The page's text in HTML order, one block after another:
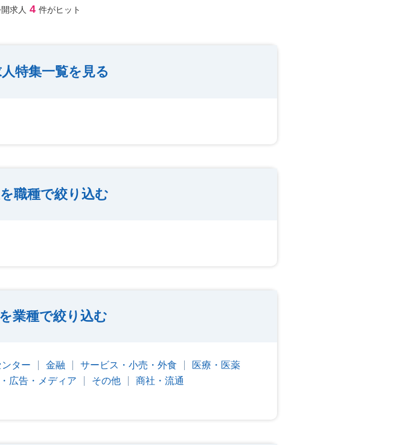
求人 4 件がヒット
特集一覧を見る
職種で絞り込む
業種で絞り込む
ター 金融 サービス・小売・外食
医療・医薬
広告・メディア その他
商社・流通